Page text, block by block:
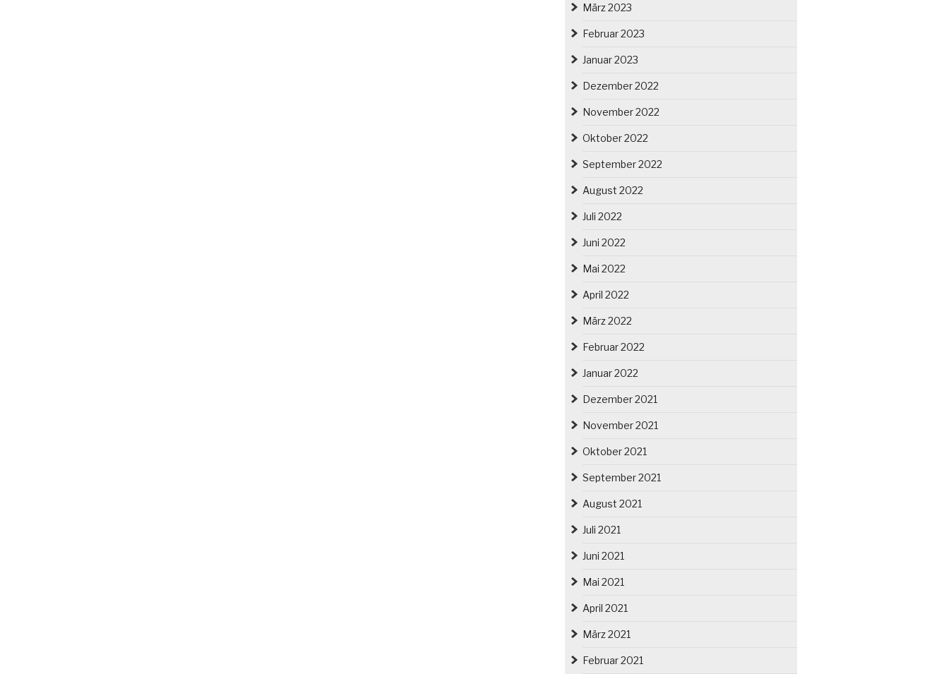
März 2023
Februar 2023
Januar 2023
Dezember 2022
November 2022
Oktober 2022
September 2022
August 2022
Juli 2022
Juni 2022
Mai 2022
April 2022
März 2022
Februar 2022
Januar 2022
Dezember 2021
November 2021
Oktober 2021
September 2021
August 2021
Juli 2021
Juni 2021
Mai 2021
April 2021
März 2021
Februar 2021